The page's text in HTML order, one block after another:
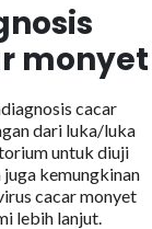
monyet
cacar
dari luka/luka
untuk diuji
juga kemungkinan
cacar monyet
lebih lanjut.